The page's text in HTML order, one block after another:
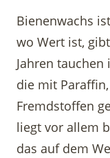
Bienenwachs
wo Wert ist,
Jahren
die mit
Fremdstoffen
liegt vor allem
das auf dem